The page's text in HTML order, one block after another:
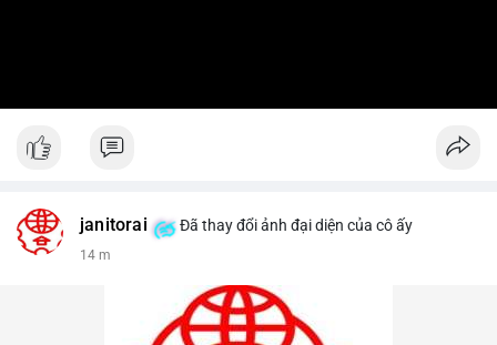
janitorai Đã thay đổi ảnh đại diện của cô ấy
14 m